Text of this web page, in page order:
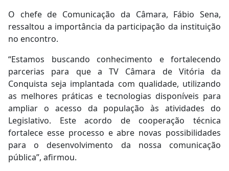
O chefe de Comunicação da Câmara, Fábio Sena,
ressaltou a importância da participação da instituição
no encontro.
“Estamos buscando conhecimento e fortalecendo
parcerias para que a TV Câmara de Vitória da
Conquista seja implantada com qualidade, utilizando
as melhores práticas e tecnologias disponíveis para
ampliar o acesso da população às atividades do
Legislativo. Este acordo de cooperação técnica
fortalece esse processo e abre novas possibilidades
para o desenvolvimento da nossa comunicação
pública”, afirmou.